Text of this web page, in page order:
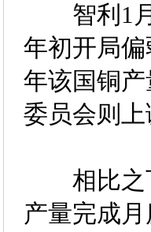
智利1月
年初开局
年该国铜
委员会则
相比之下
产量完成